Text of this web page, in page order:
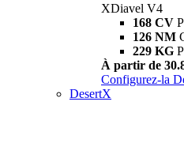
XDiavel V4
168 CV
126 NM
229 KG
À partir de
Configurez-la
DesertX